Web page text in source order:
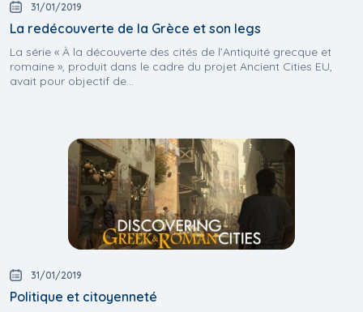
31/01/2019
La redécouverte de la Grèce et son legs
La série « À la découverte des cités de l’Antiquité grecque et
romaine », produit dans le cadre du projet Ancient Cities EU,
avait pour objectif de...
31/01/2019
Politique et citoyenneté